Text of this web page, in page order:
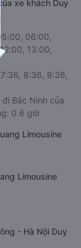
xe khách Duy
06:00,
13:00,
8:36, 9:36,
Limousine